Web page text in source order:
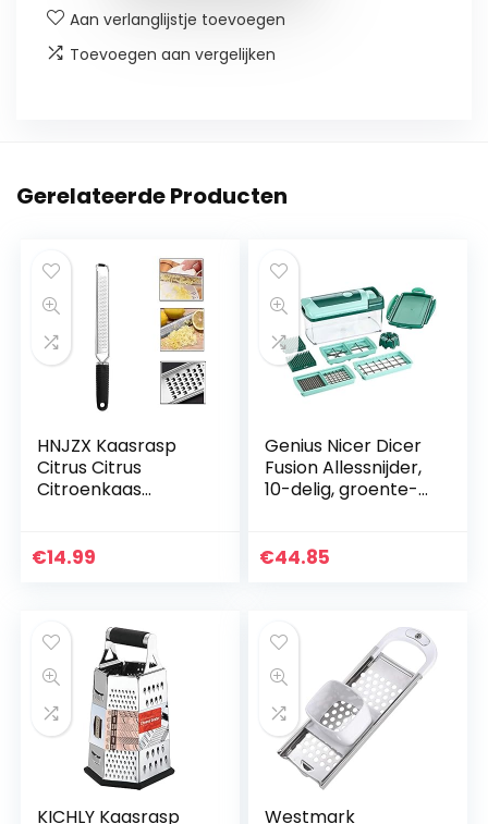
Aan verlanglijstje toevoegen
Toevoegen aan vergelijken
Gerelateerde Producten
HNJZX Kaasrasp
Citrus Citrus
Citroenkaas
Chocolade
€14.99
Genius Nicer Dicer
Fusion Allessnijder,
10-delig, groente-
snijden, raspen,
€44.85
KICHLY Kaasrasp Westmark